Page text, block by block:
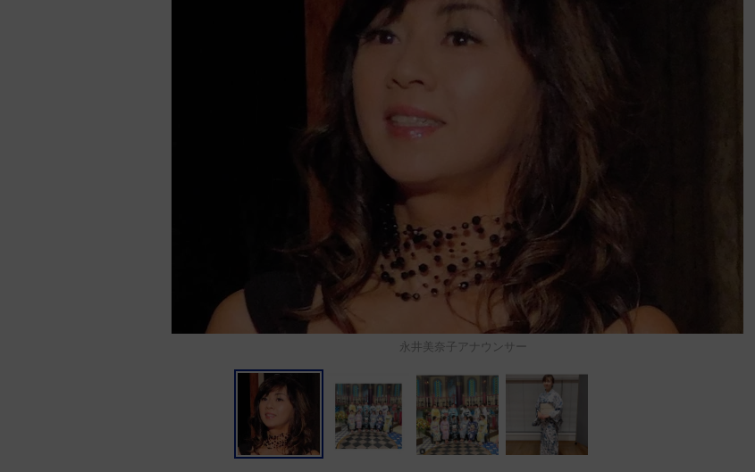
永井美奈子アナウンサー